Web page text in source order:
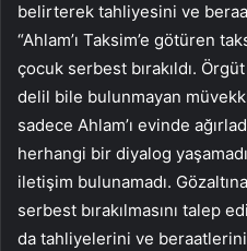
belirterek tahliyesini ve
“Ahlam’ı Taksim’e götüren
çocuk serbest bırakıldı.
delil bile bulunmayan
sadece Ahlam’ı evinde
herhangi bir diyalog
iletişim bulunamadı. Gözaltına
serbest bırakılmasını talep
da tahliyelerini ve